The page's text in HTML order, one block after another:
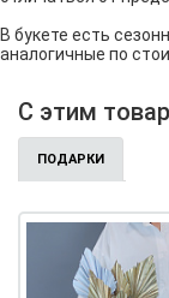
В букете есть
аналогичные по
С этим
ПОДАРКИ